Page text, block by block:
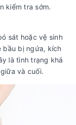
kiểm tra sớm.
sát hoặc vệ sinh
bầu bị ngứa, kích
là tình trạng khá
và cuối.